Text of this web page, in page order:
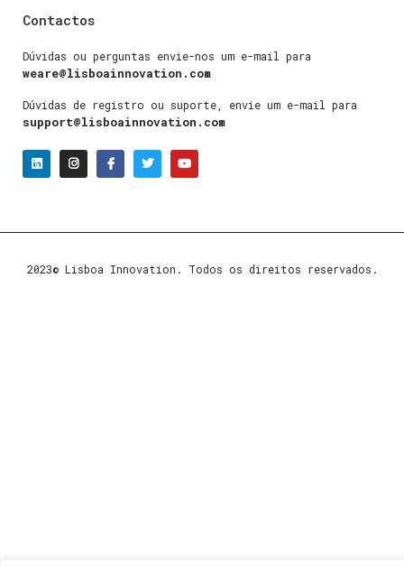
Contactos
Dúvidas ou perguntas envie-nos um e-mail para
weare@lisboainnovation.com
Dúvidas de registro ou suporte, envie um e-mail para
support@lisboainnovation.com
2023© Lisboa Innovation. Todos os direitos reservados.